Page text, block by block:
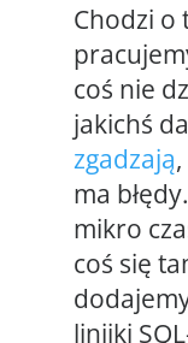
Chodzi o
coś nie
jakichś
zgadzają
ma
mikro
coś się
linijki